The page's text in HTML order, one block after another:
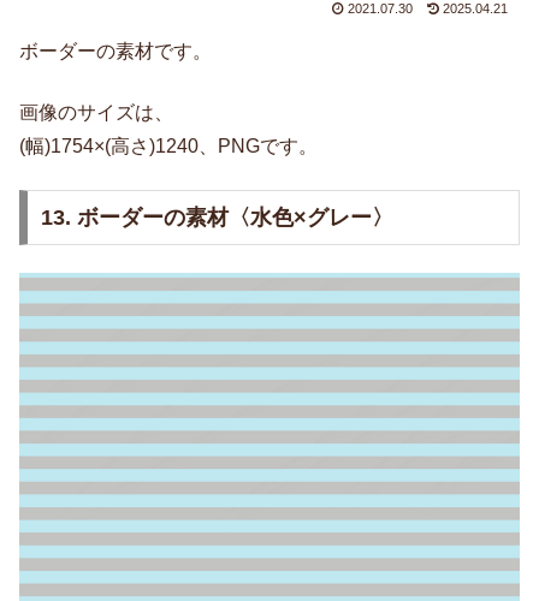
2021.07.30 2025.04.21
ボーダーの素材です。
画像のサイズは、
(幅)1754×(高さ)1240、PNGです。
13. ボーダーの素材〈水色×グレー〉